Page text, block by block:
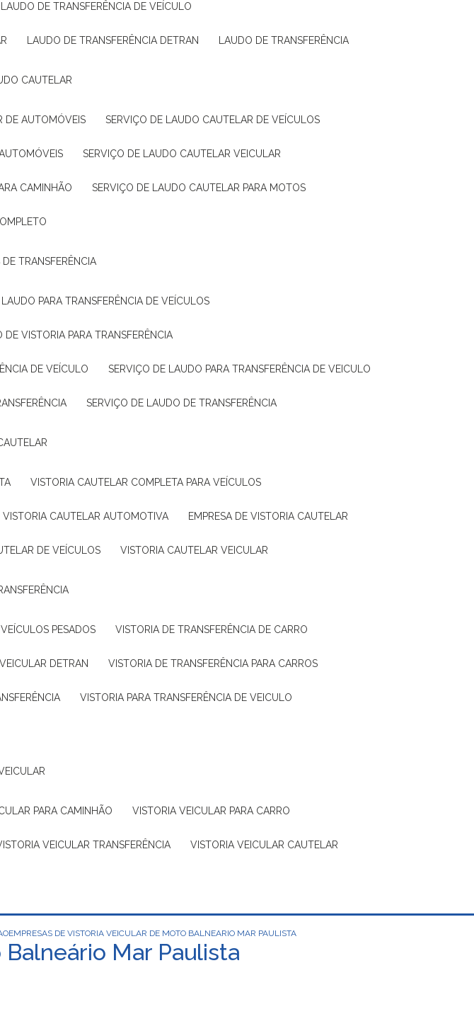
LAUDO DE TRANSFERÊNCIA DE VEÍCULO
LAUDO DE TRANSFERÊNCIA DETRAN LAUDO DE TRANSFERÊNCIA
CAUTELAR
DE AUTOMÓVEIS SERVIÇO DE LAUDO CAUTELAR DE VEÍCULOS
SERVIÇO DE LAUDO CAUTELAR VEICULAR
CAMINHÃO SERVIÇO DE LAUDO CAUTELAR PARA MOTOS
DE TRANSFERÊNCIA
LAUDO PARA TRANSFERÊNCIA DE VEÍCULOS
DE VISTORIA PARA TRANSFERÊNCIA
DE VEÍCULO SERVIÇO DE LAUDO PARA TRANSFERÊNCIA DE VEICULO
SERVIÇO DE LAUDO DE TRANSFERÊNCIA
VISTORIA CAUTELAR COMPLETA PARA VEÍCULOS
VISTORIA CAUTELAR AUTOMOTIVA EMPRESA DE VISTORIA CAUTELAR
DE VEÍCULOS VISTORIA CAUTELAR VEICULAR
PESADOS VISTORIA DE TRANSFERÊNCIA DE CARRO
DETRAN VISTORIA DE TRANSFERÊNCIA PARA CARROS
VISTORIA PARA TRANSFERÊNCIA DE VEICULO
PARA CAMINHÃO VISTORIA VEICULAR PARA CARRO
VISTORIA VEICULAR TRANSFERÊNCIA VISTORIA VEICULAR CAUTELAR
EMPRESAS DE VISTORIA VEICULAR DE MOTO BALNEARIO MAR PAULISTA
Mar Paulista